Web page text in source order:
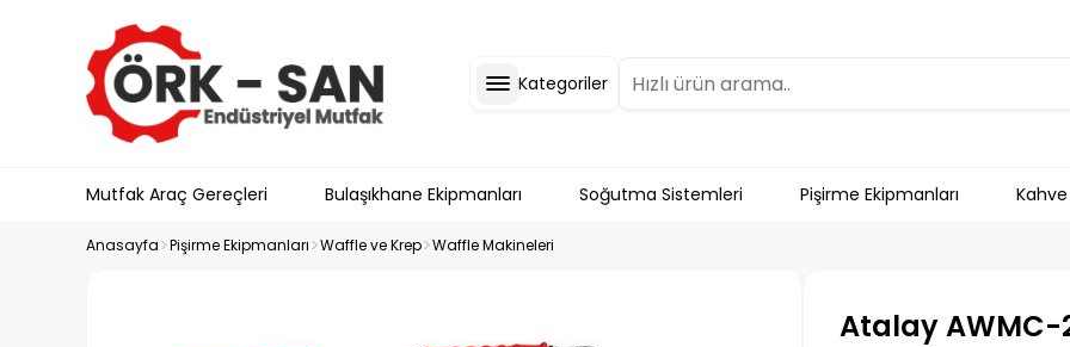
Kategoriler
Mutfak Araç Gereçleri Bulaşıkhane Ekipmanları Soğutma Sistemleri Pişirme Ekipmanları
Anasayfa Pişirme Ekipmanları Waffle ve Krep Waffle Makineleri
Atalay AWMC-